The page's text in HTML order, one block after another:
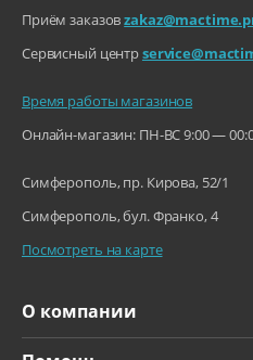
О компании
Приём заказов
Сервисный центр
Время работы магазинов
Онлайн-магазин: ПН-ВС 9:00 —
Симферополь, пр. Кирова, 52/1
Симферополь, бул. Франко, 4
Посмотреть на карте